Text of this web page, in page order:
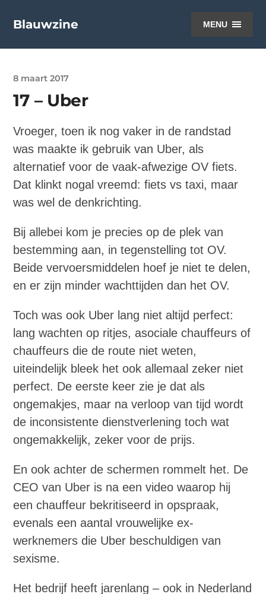
Blauwzine MENU
8 maart 2017
17 – Uber
Vroeger, toen ik nog vaker in de randstad
was maakte ik gebruik van Uber, als
alternatief voor de vaak-afwezige OV fiets.
Dat klinkt nogal vreemd: fiets vs taxi, maar
was wel de denkrichting.
Bij allebei kom je precies op de plek van
bestemming aan, in tegenstelling tot OV.
Beide vervoersmiddelen hoef je niet te delen,
en er zijn minder wachttijden dan het OV.
Toch was ook Uber lang niet altijd perfect:
lang wachten op ritjes, asociale chauffeurs of
chauffeurs die de route niet weten,
uiteindelijk bleek het ook allemaal zeker niet
perfect. De eerste keer zie je dat als
ongemakjes, maar na verloop van tijd wordt
de inconsistente dienstverlening toch wat
ongemakkelijk, zeker voor de prijs.
En ook achter de schermen rommelt het. De
CEO van Uber is na een video waarop hij
een chauffeur bekritiseerd in opspraak,
evenals een aantal vrouwelijke ex-
werknemers die Uber beschuldigen van
sexisme.
Het bedrijf heeft jarenlang – ook in Nederland